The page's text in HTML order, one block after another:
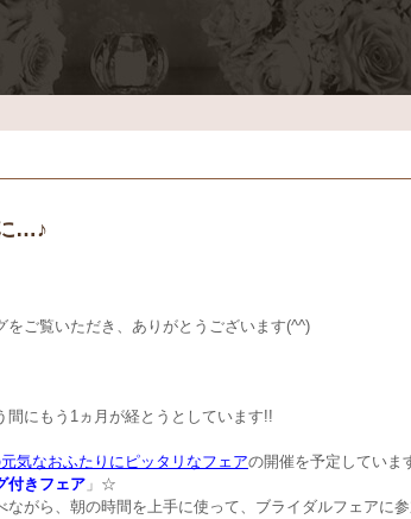
…♪
をご覧いただき、ありがとうございます(^^)
間にもう1ヵ月が経とうとしています!!
気なおふたりにピッタリなフェアの開催を予定していま
付きフェア 」☆
ながら、朝の時間を上手に使って、ブライダルフェアに